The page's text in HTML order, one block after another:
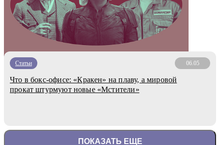
Статьи 06.05
Что в бокс-офисе: «Кракен» на плаву, а мировой
прокат штурмуют новые «Мстители»
ПОКАЗАТЬ ЕЩЕ